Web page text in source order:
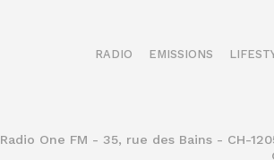
RADIO EMISSIONS
Radio One FM - 35, rue des Bains - CH-